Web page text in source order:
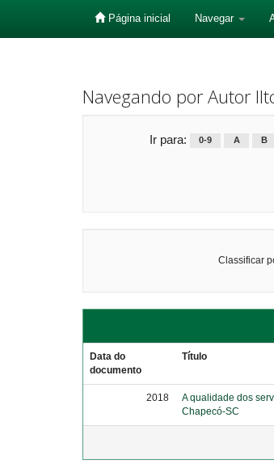
Página inicial Navegar
Navegando por Autor
Ir para: 0-9 A B
Classificar
Data do
documento
Título
2018
A qualidade dos
Chapecó-SC